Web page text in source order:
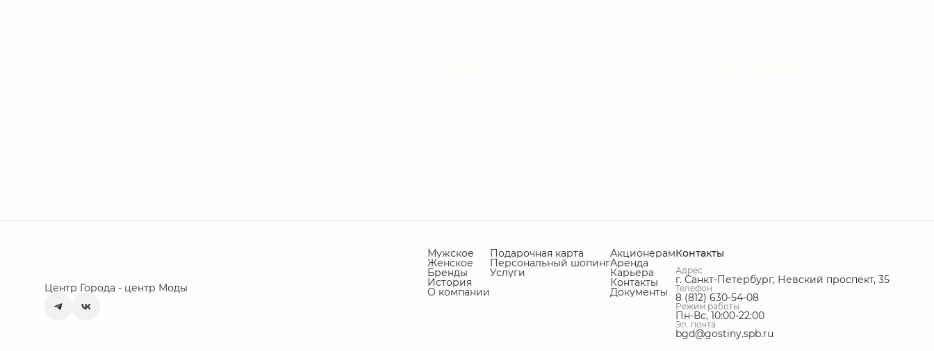
Центр Города - центр Моды
Мужское
Женское
Бренды
История
О компании
Подарочная карта
Персональный шопинг
Услуги
Акционерам
Аренда
Карьера
Контакты
Документы
Контакты
Адрес
г. Санкт-Петербург, Невский проспект, 35
Телефон
8 (812) 630-54-08
Режим работы
Пн-Вс, 10:00-22:00
Эл. почта
bgd@gostiny.spb.ru